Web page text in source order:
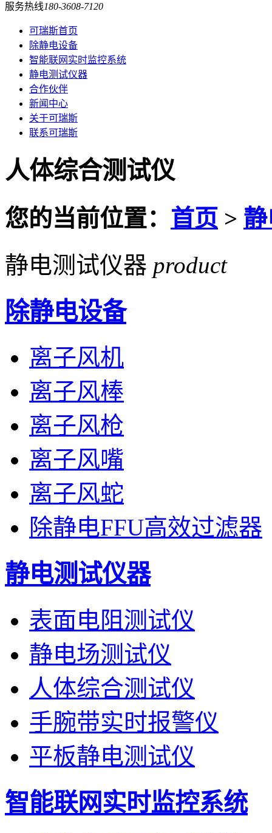
服务热线180-3608-7120
可瑞斯首页
除静电设备
智能联网实时监控系统
静电测试仪器
合作伙伴
新闻中心
关于可瑞斯
联系可瑞斯
人体综合测试仪
您的当前位置： 首页 >
静电测试仪器 product
除静电设备
离子风机
离子风棒
离子风枪
离子风嘴
离子风蛇
除静电FFU高效过滤器
静电测试仪器
表面电阻测试仪
静电场测试仪
人体综合测试仪
手腕带实时报警仪
平板静电测试仪
智能联网实时监控系统